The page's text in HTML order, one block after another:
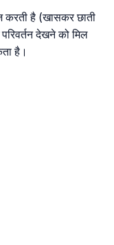
करती है (खासकर छाती
देखने को मिल
है।